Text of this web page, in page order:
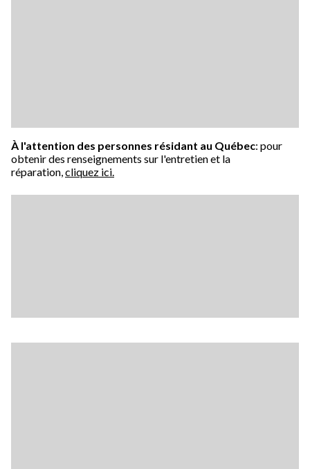
À l'attention des personnes résidant au Québec: pour
obtenir des renseignements sur l'entretien et la
réparation,cliquez ici.